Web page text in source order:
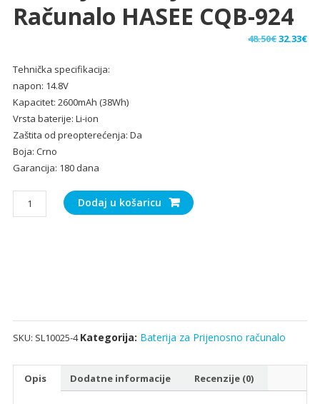
Računalo HASEE CQB-924
48.50€Izvorna
32.33€
Tehnička specifikacija:
napon: 14.8V
Kapacitet: 2600mAh (38Wh)
Vrsta baterije: Li-ion
Zaštita od preopterećenja: Da
Boja: Crno
Garancija: 180 dana
Baterija
za
Dodaj u košaricu
SKU: SL10025-4 Kategorija: Baterija za Prijenosno računalo
Opis Dodatne informacije Recenzije (0)